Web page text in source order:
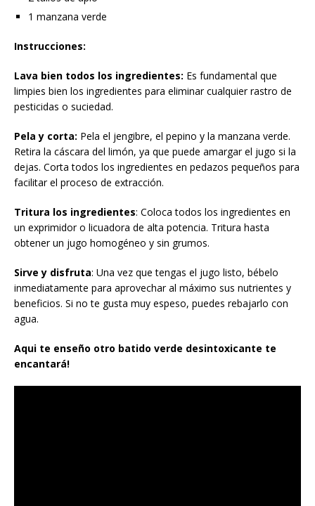
1 manzana verde
Instrucciones:
Lava bien todos los ingredientes: Es fundamental que
limpies bien los ingredientes para eliminar cualquier rastro de
pesticidas o suciedad.
Pela y corta: Pela el jengibre, el pepino y la manzana verde.
Retira la cáscara del limón, ya que puede amargar el jugo si la
dejas. Corta todos los ingredientes en pedazos pequeños para
facilitar el proceso de extracción.
Tritura los ingredientes: Coloca todos los ingredientes en
un exprimidor o licuadora de alta potencia. Tritura hasta
obtener un jugo homogéneo y sin grumos.
Sirve y disfruta: Una vez que tengas el jugo listo, bébelo
inmediatamente para aprovechar al máximo sus nutrientes y
beneficios. Si no te gusta muy espeso, puedes rebajarlo con
agua.
Aqui te enseño otro batido verde desintoxicante te
encantará!